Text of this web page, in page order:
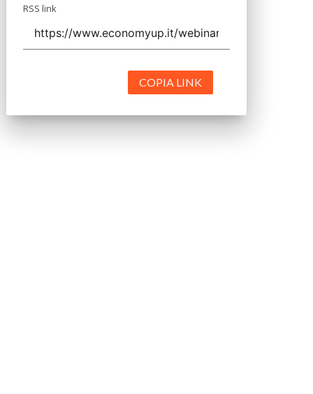
RSS link
COPIA LINK